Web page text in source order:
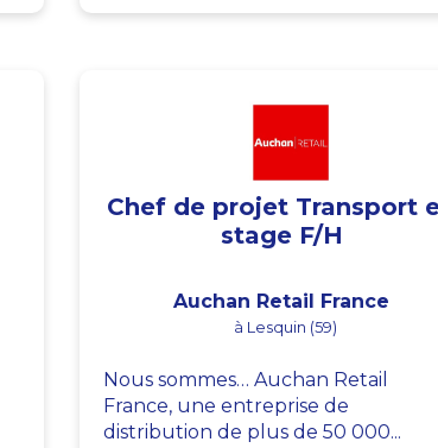
Chef de projet Transport
stage F/H
Auchan Retail France
à Lesquin (59)
Nous sommes… Auchan Retail
France, une entreprise de
distribution de plus de 50 000...